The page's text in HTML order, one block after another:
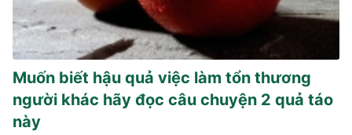
Muốn biết hậu quả việc làm tổn thương
người khác hãy đọc câu chuyện 2 quả táo
này